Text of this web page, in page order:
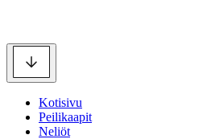
Kotisivu
Peilikaapit
Neliöt